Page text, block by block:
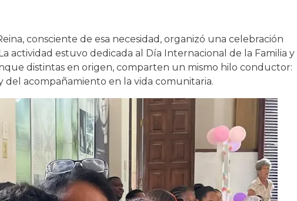
consciente de esa necesidad, organizó una celebración
actividad estuvo dedicada al Día Internacional de la Familia y
distintas en origen, comparten un mismo hilo conductor:
del acompañamiento en la vida comunitaria.